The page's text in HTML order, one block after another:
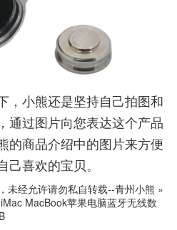
，小熊还是坚持自己拍图和
通过图片向您表达这个产品
的商品介绍中的图片来方便
喜欢的宝贝。
未经允许请勿私自转载--青州小熊 »
MacBook苹果电脑蓝牙无线数